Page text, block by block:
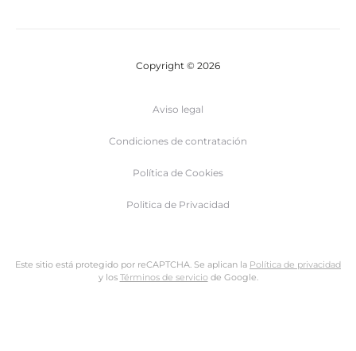
Copyright © 2026
Aviso legal
Condiciones de contratación
Política de Cookies
Politica de Privacidad
Este sitio está protegido por reCAPTCHA. Se aplican la Política de privacidad
y los Términos de serviciode Google.